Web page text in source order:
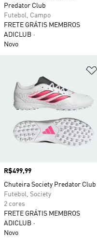
Predator Club
Futebol, Campo
FRETE GRÁTIS MEMBROS
ADICLUB
Novo
Preço
R$499,99
Chuteira Society Predator Club
Futebol, Society
2 cores
FRETE GRÁTIS MEMBROS
ADICLUB
Novo